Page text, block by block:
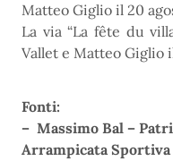
Matteo Giglio il 20
La via “La fête du
Vallet e Matteo Giglio
Fonti:
– Massimo Bal –
Arrampicata Sportiva